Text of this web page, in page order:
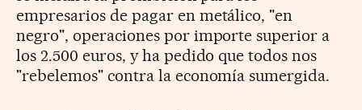
empresarios de pagar en metálico, "en
negro", operaciones por importe superior a
los 2.500 euros, y ha pedido que todos nos
"rebelemos" contra la economía sumergida.